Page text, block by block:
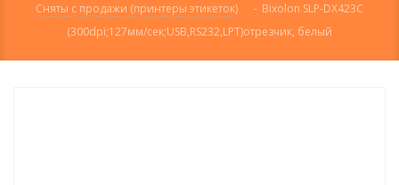
Сняты с продажи (принтеры этикеток)
- Bixolon SLP-DX423C
(300dpi;127мм/сек;USB,RS232,LPT)отрезчик, белый